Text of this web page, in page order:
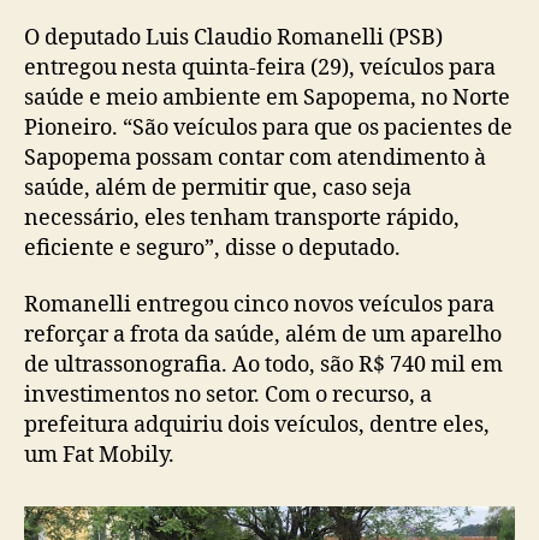
O deputado Luis Claudio Romanelli (PSB)
entregou nesta quinta-feira (29), veículos para
saúde e meio ambiente em Sapopema, no Norte
Pioneiro. “São veículos para que os pacientes de
Sapopema possam contar com atendimento à
saúde, além de permitir que, caso seja
necessário, eles tenham transporte rápido,
eficiente e seguro”, disse o deputado.
Romanelli entregou cinco novos veículos para
reforçar a frota da saúde, além de um aparelho
de ultrassonografia. Ao todo, são R$ 740 mil em
investimentos no setor. Com o recurso, a
prefeitura adquiriu dois veículos, dentre eles,
um Fat Mobily.